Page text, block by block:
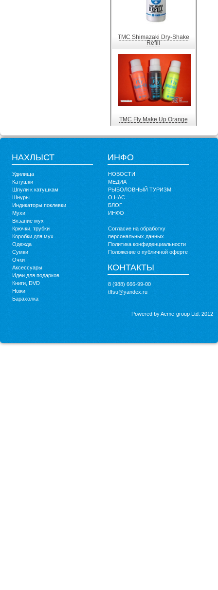
TMC Shimazaki Dry-Shake
Refill
TMC Fly Make Up Orange
НАХЛЫСТ
Удилища
Катушки
Шпули к катушкам
Шнуры
Индикаторы поклевки
Мухи
Вязание мух
Крючки, трубки
Коробки для мух
Одежда
Сумки
Очки
Аксессуары
Идеи для подарков
Книги, DVD
Ножи
Барахолка
ИНФО
НОВОСТИ
МЕДИА
РЫБОЛОВНЫЙ ТУРИЗМ
О НАС
БЛОГ
ИНФО
Согласие на обработку
персональных данных
Политика конфиденциальности
Положение о публичной оферте
КОНТАКТЫ
8 (988) 666-99-00
tffsu@yandex.ru
Powered by Acme-group Ltd. 2012